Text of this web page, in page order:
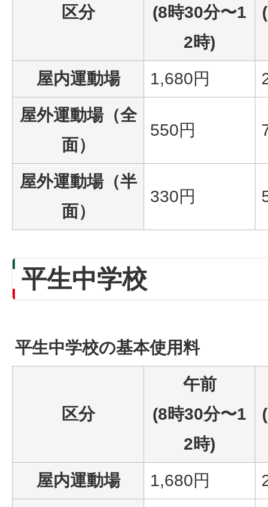
区分
(8時30分〜1
2時)
屋内運動場 1,680円
屋外運動場（全
面）
550円
屋外運動場（半
面）
330円
平生中学校
平生中学校の基本使用料
区分
午前
(8時30分〜1
2時)
屋内運動場 1,680円